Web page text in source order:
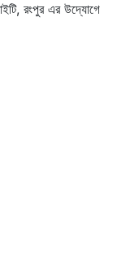
রংপুর এর উদ্যোগে